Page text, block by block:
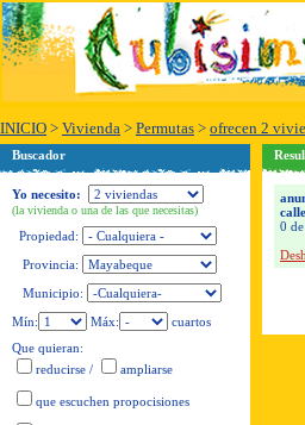
INICIO > Vivienda > Permutas > ofrecen 2
Buscador
Yo necesito:
(la vivienda o una de las que necesitas)
Propiedad:
Provincia:
Municipio:
Mín:
Máx:
cuartos
Que quieran:
reducirse / ampliarse
que escuchen propocisiones
0